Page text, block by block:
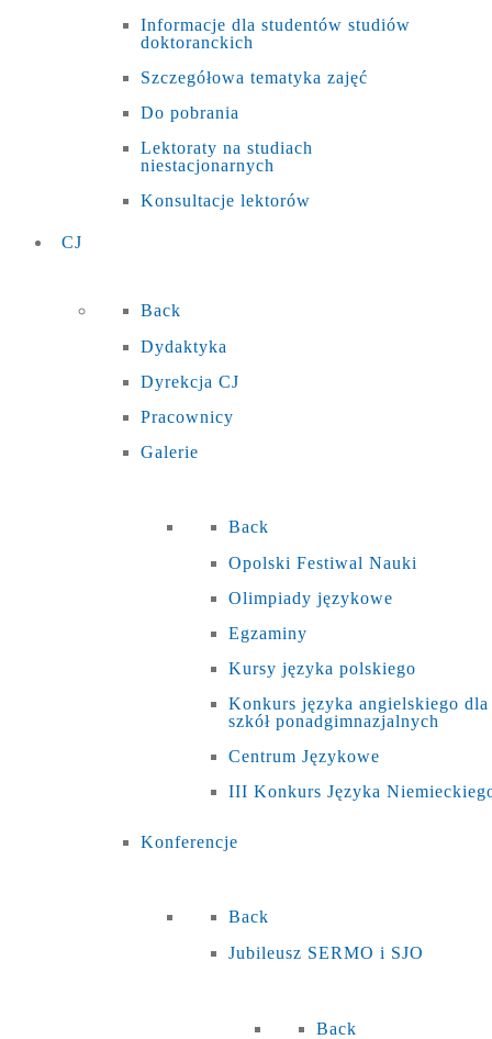
Informacje dla studentów studiów
doktoranckich
Szczegółowa tematyka zajęć
Do pobrania
Lektoraty na studiach
niestacjonarnych
Konsultacje lektorów
CJ
Back
Dydaktyka
Dyrekcja CJ
Pracownicy
Galerie
Back
Opolski Festiwal Nauki
Olimpiady językowe
Egzaminy
Kursy języka polskiego
Konkurs języka angielskiego dla
szkół ponadgimnazjalnych
Centrum Językowe
III Konkurs Języka
Konferencje
Back
Jubileusz SERMO i SJO
Back